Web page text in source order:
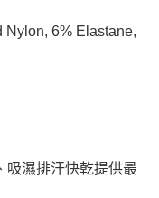
Nylon, 6% Elastane,
吸濕排汗快乾提供最